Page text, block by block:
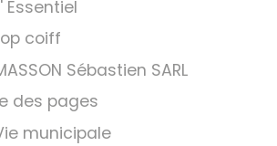
Essentiel
coiff
Sébastien SARL
des pages
municipale